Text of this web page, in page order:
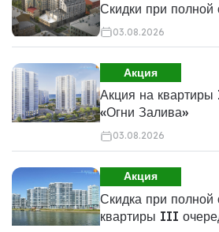
Скидки при полной
03.08.2026
Акция
Акция на
«Огни Залива»
03.08.2026
Акция
Скидка при полной
квартиры III